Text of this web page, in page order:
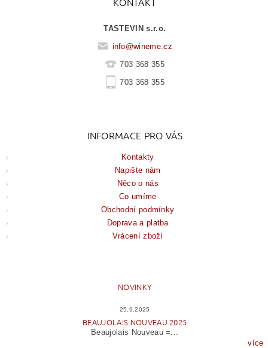
TASTEVIN s.r.o.
info@wineme.cz
703 368 355
703 368 355
INFORMACE PRO VÁS
Kontakty
Napište nám
Něco o nás
Co umíme
Obchodní podmínky
Doprava a platba
Vrácení zboží
NOVINKY
25.9.2025
BEAUJOLAIS NOUVEAU 2025
Beaujolais Nouveau =...
více